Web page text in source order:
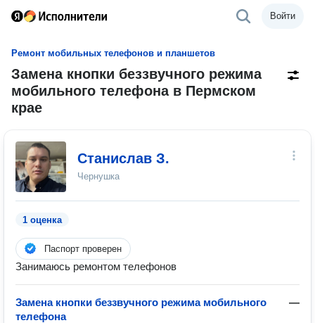
Войти
Ремонт мобильных телефонов и планшетов
Замена кнопки беззвучного режима
мобильного телефона в Пермском
крае
Cтанислав З.
Чернушка
1 оценка
Паспорт проверен
Занимаюсь ремонтом телефонов
Замена кнопки беззвучного режима мобильного
телефона
—